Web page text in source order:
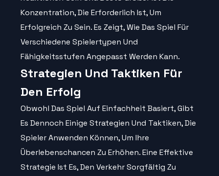
Konzentration, Die Erforderlich Ist, Um
Erfolgreich Zu Sein. Es Zeigt, Wie Das Spiel Für
Verschiedene Spielertypen Und
Fähigkeitsstufen Angepasst Werden Kann.
Strategien Und Taktiken Für
Den Erfolg
Obwohl Das Spiel Auf Einfachheit Basiert, Gibt
Es Dennoch Einige Strategien Und Taktiken, Die
Spieler Anwenden Können, Um Ihre
Überlebenschancen Zu Erhöhen. Eine Effektive
Strategie Ist Es, Den Verkehr Sorgfältig Zu